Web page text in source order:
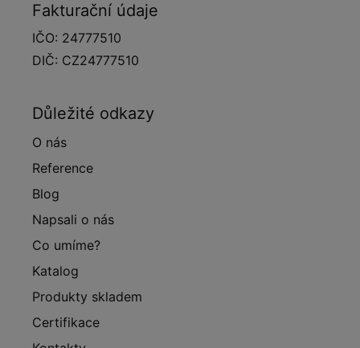
Fakturační údaje
IČO: 24777510
DIČ: CZ24777510
Důležité odkazy
O nás
Reference
Blog
Napsali o nás
Co umíme?
Katalog
Produkty skladem
Certifikace